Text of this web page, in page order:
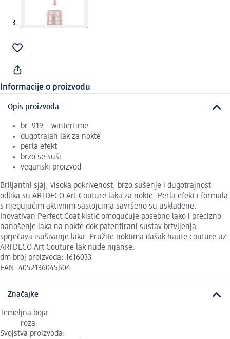
Informacije o proizvodu
Opis proizvoda
br. 919 – wintertime
dugotrajan lak za nokte
perla efekt
brzo se suši
veganski proizvod
Briljantni sjaj, visoka pokrivenost, brzo sušenje i dugotrajnost
odlika su ARTDECO Art Couture laka za nokte. Perla efekt i formula
s njegujućim aktivnim sastojcima savršeno su usklađene.
Inovativan Perfect Coat kistić omogućuje posebno lako i precizno
nanošenje laka na nokte dok patentirani sustav brtvljenja
sprječava isušivanje laka. Pružite noktima dašak haute couture uz
ARTDECO Art Couture lak nude nijanse.
dm broj proizvoda: 1616033
EAN: 4052136045604
Značajke
Temeljna boja:
roza
Svojstva proizvoda: